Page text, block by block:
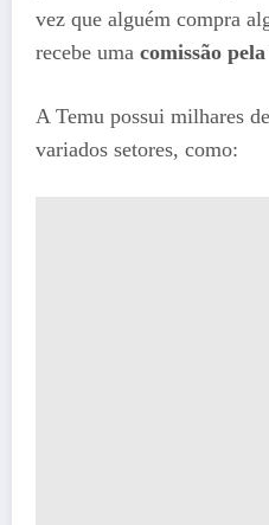
vez que alguém compra
recebe uma comissão
A Temu possui milhares
variados setores, como: